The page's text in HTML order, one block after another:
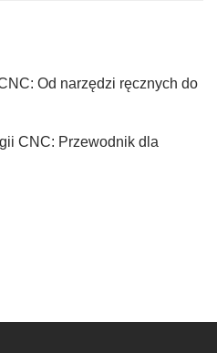
Od narzędzi ręcznych do
CNC: Przewodnik dla